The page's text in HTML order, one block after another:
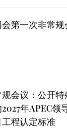
第一次非常规
会议：公开特
年APEC领
程认定标准